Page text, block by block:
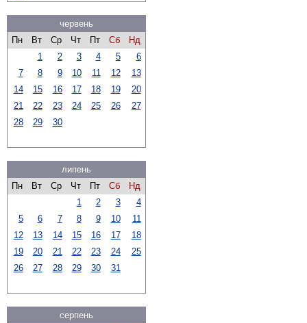
червень
Пн
Вт Ср Чт Пт Сб
Нд
1
2 3 4 5
6
7
8 9 10 11 12
13
14
15 16 17 18 19
20
21
22 23 24 25 26
27
28
29 30
липень
Пн
Вт Ср Чт Пт Сб
Нд
1
2 3
4
5
6 7 8 9 10
11
12
13 14 15 16 17
18
19
20 21 22 23 24
25
26
27 28 29 30 31
серпень